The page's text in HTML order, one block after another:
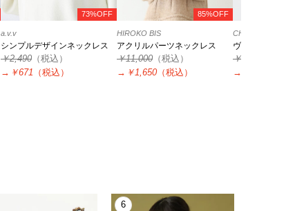
73%OFF
a.v.v
シンプルデザインネックレス
￥2,490 （税込）
→ ￥671 （税込）
85%OFF
HIROKO BIS
アクリルパーツネックレス
￥11,000 （税込）
→ ￥1,650 （税込）
CHRISTIAN
ヴェネチアンネ
￥33,000
→
6